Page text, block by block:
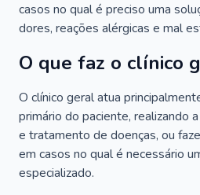
casos no qual é preciso uma
dores, reações alérgicas e mal
O que faz o clínico
O clínico geral atua
primário do paciente, realizando
e tratamento de doenças, ou
em casos no qual é necessário
especializado.